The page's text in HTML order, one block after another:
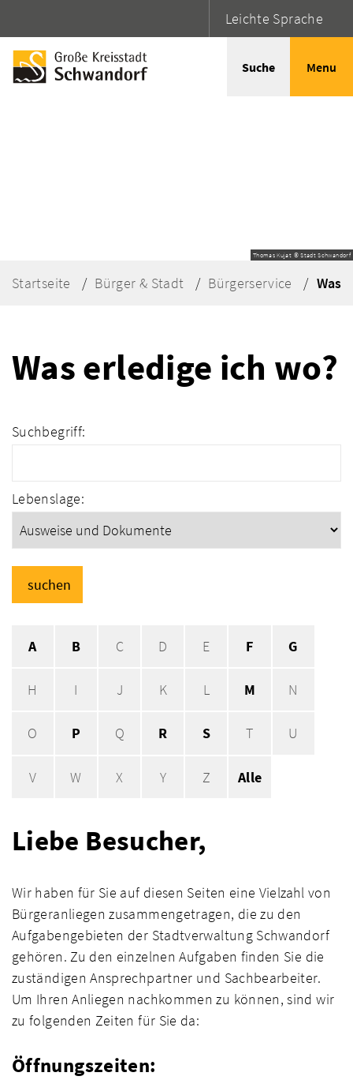
Leichte Sprache
Suche Menu
Thomas Kujat © Stadt Schwandorf
Startseite Bürger & Stadt Bürgerservice Was
Was erledige ich wo?
Suchbegriff:
Lebenslage:
suchen
A B C D E F G
H I J K L M N
O P Q R S T U
V W X Y Z Alle
Liebe Besucher,
Wir haben für Sie auf diesen Seiten eine Vielzahl von
Bürgeranliegen zusammengetragen, die zu den
Aufgabengebieten der Stadtverwaltung Schwandorf
gehören. Zu den einzelnen Aufgaben finden Sie die
zuständigen Ansprechpartner und Sachbearbeiter.
Um Ihren Anliegen nachkommen zu können, sind wir
zu folgenden Zeiten für Sie da:
Öffnungszeiten: